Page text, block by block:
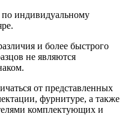
индивидуальному
и более быстрого
не являются
от представленных
фурнитуре, а также
комплектующих и